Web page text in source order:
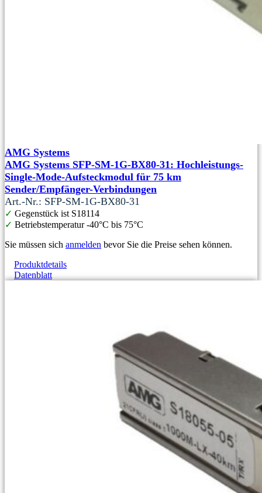
AMG Systems
AMG Systems SFP-SM-1G-BX80-31: Hochleistungs-
Single-Mode-Aufsteckmodul für 75 km
Sender/Empfänger-Verbindungen
Art.-Nr.: SFP-SM-1G-BX80-31
✓ Gegenstück ist S18114
✓ Betriebstemperatur -40°C bis 75°C
Sie müssen sich anmelden bevor Sie die Preise sehen können.
Produktdetails
Datenblatt